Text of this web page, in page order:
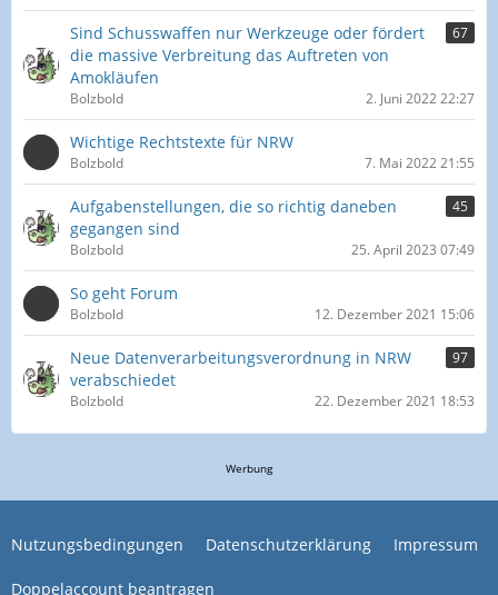
Sind Schusswaffen nur Werkzeuge oder fördert
die massive Verbreitung das Auftreten von
Amokläufen
67
Bolzbold 2. Juni 2022 22:27
Wichtige Rechtstexte für NRW
Bolzbold 7. Mai 2022 21:55
Aufgabenstellungen, die so richtig daneben
gegangen sind
45
Bolzbold 25. April 2023 07:49
So geht Forum
Bolzbold 12. Dezember 2021 15:06
Neue Datenverarbeitungsverordnung in NRW
verabschiedet
97
Bolzbold 22. Dezember 2021 18:53
Werbung
Nutzungsbedingungen Datenschutzerklärung Impressum
Doppelaccount beantragen